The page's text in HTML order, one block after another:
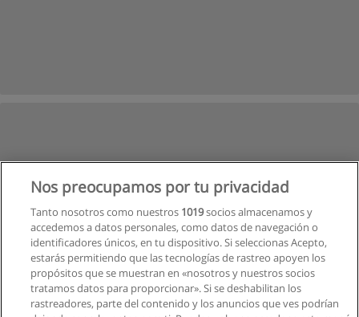
Nos preocupamos por tu privacidad
Tanto nosotros como nuestros 1019socios almacenamos y
accedemos a datos personales, como datos de navegación o
identificadores únicos, en tu dispositivo. Si seleccionas Acepto,
estarás permitiendo que las tecnologías de rastreo apoyen los
propósitos que se muestran en «nosotros y nuestros socios
tratamos datos para proporcionar». Si se deshabilitan los
rastreadores, parte del contenido y los anuncios que ves podrían